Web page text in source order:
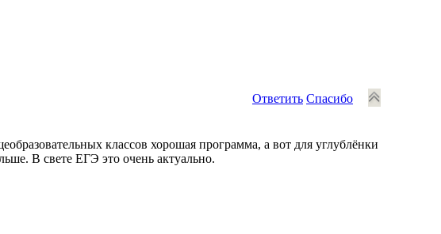
Ответить Спасибо
классов хорошая программа, а вот для углублёнки
В свете ЕГЭ это очень актуально.